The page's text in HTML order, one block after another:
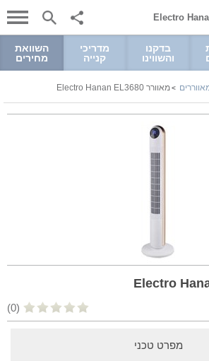
Electro
בדקנו
והשווינו
מדריכי
קנייה
השוואת
מחירים
>מאוורר Electro Hanan EL3680
(0)
מפרט טכני